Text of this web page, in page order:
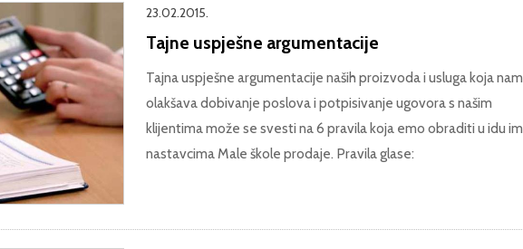
23.02.2015.
Tajne uspješne argumentacije
Tajna uspješne argumentacije naših proizvoda i usluga koja nam
olakšava dobivanje poslova i potpisivanje ugovora s našim
klijentima može se svesti na 6 pravila koja emo obraditi u idu im
nastavcima Male škole prodaje. Pravila glase: